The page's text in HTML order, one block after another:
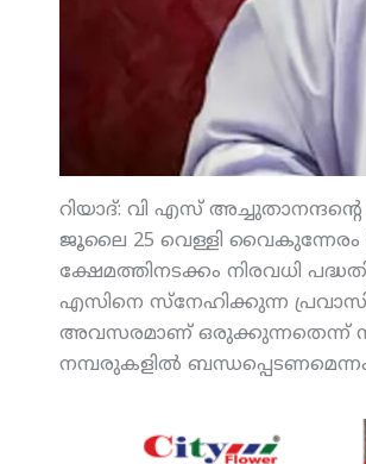
റിയാദ്: വി എസ്
ജൂലൈ 25 വെള്ളി
ക്ഷേമത്തിനടക്കം നിരവധി
എസിനെ സ്‌നേഹിക്കുന്ന
അവസരമാണ് ഒരുക്കുന്നതെന്ന്
നമ്പരുകളില്‍